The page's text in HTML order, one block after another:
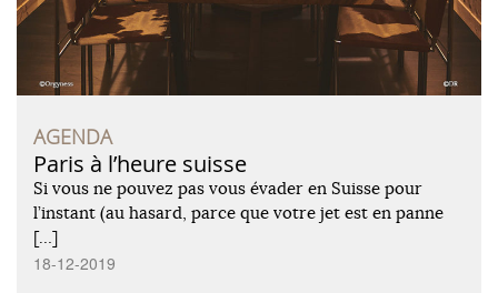
AGENDA
Paris à l’heure suisse
Si vous ne pouvez pas vous évader en Suisse pour
l’instant (au hasard, parce que votre jet est en panne
[…]
18-12-2019